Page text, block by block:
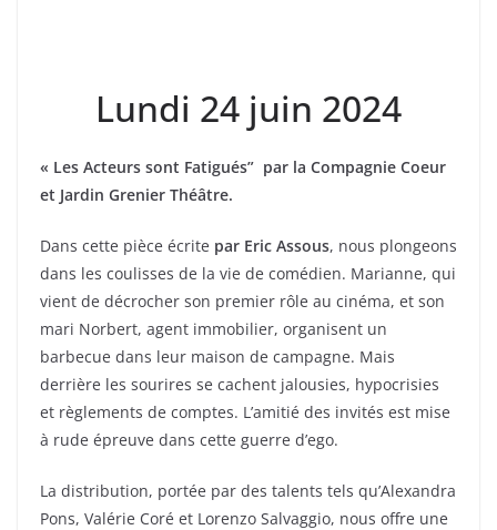
Lundi 24 juin 2024
« Les Acteurs sont Fatigués” par la Compagnie Coeur
et Jardin Grenier Théâtre.
Dans cette pièce écrite par Eric Assous, nous plongeons
dans les coulisses de la vie de comédien. Marianne, qui
vient de décrocher son premier rôle au cinéma, et son
mari Norbert, agent immobilier, organisent un
barbecue dans leur maison de campagne. Mais
derrière les sourires se cachent jalousies, hypocrisies
et règlements de comptes. L’amitié des invités est mise
à rude épreuve dans cette guerre d’ego.
La distribution, portée par des talents tels qu’Alexandra
Pons, Valérie Coré et Lorenzo Salvaggio, nous offre une